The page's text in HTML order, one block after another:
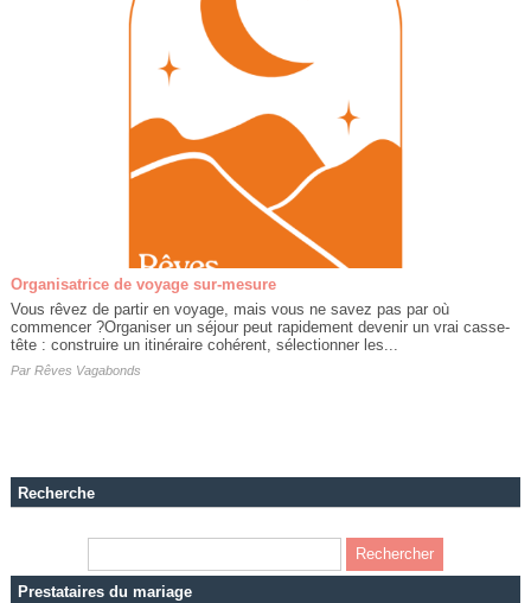
Organisatrice de voyage sur-mesure
Vous rêvez de partir en voyage, mais vous ne savez pas par où
commencer ?Organiser un séjour peut rapidement devenir un vrai casse-
tête : construire un itinéraire cohérent, sélectionner les...
Par Rêves Vagabonds
Recherche
Prestataires du mariage